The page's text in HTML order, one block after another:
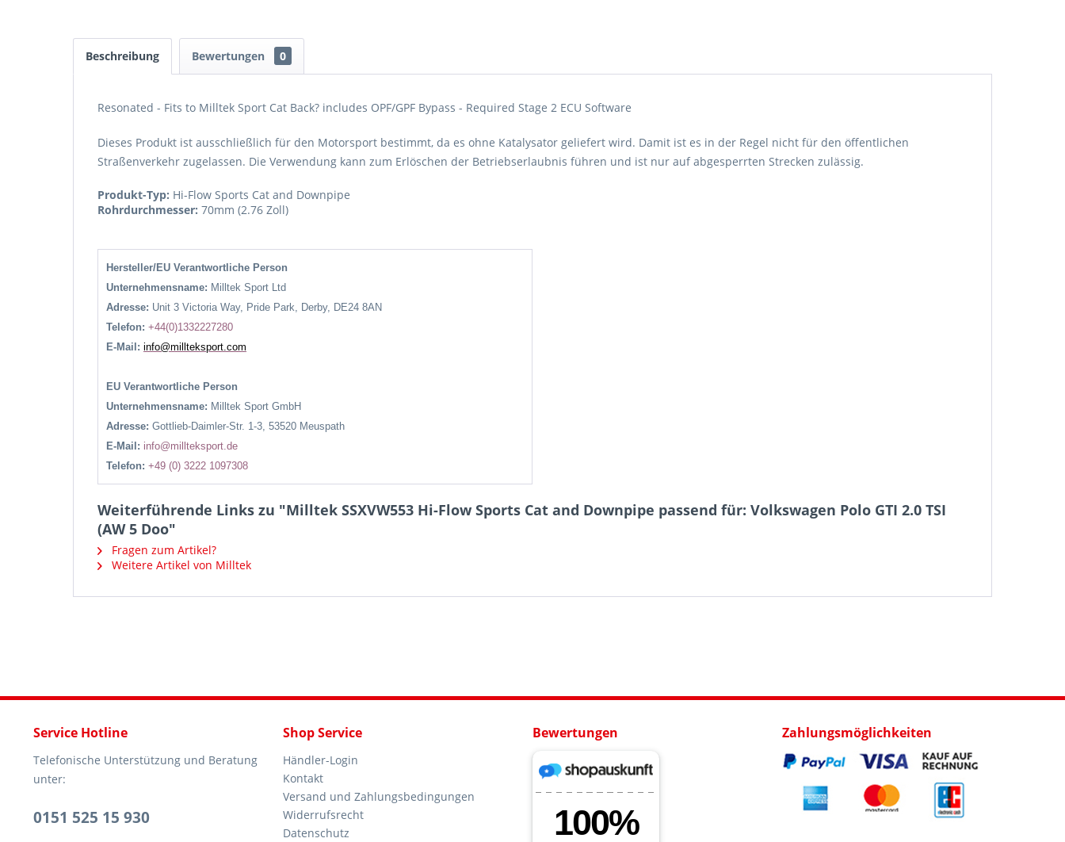
Beschreibung Bewertungen 0
Resonated - Fits to Milltek Sport Cat Back? includes OPF/GPF Bypass - Required Stage 2 ECU Software
Dieses Produkt ist ausschließlich für den Motorsport bestimmt, da es ohne Katalysator geliefert wird. Damit ist es in der Regel nicht für den öffentlichen
Straßenverkehr zugelassen. Die Verwendung kann zum Erlöschen der Betriebserlaubnis führen und ist nur auf abgesperrten Strecken zulässig.
Produkt-Typ: Hi-Flow Sports Cat and Downpipe
Rohrdurchmesser: 70mm (2.76 Zoll)
Hersteller/EU Verantwortliche Person
Unternehmensname: Milltek Sport Ltd
Adresse: Unit 3 Victoria Way, Pride Park, Derby, DE24 8AN
Telefon: +44(0)1332227280
E-Mail: info@millteksport.com
EU Verantwortliche Person
Unternehmensname: Milltek Sport GmbH
Adresse: Gottlieb-Daimler-Str. 1-3, 53520 Meuspath
E-Mail: info@millteksport.de
Telefon: +49 (0) 3222 1097308
Weiterführende Links zu "Milltek SSXVW553 Hi-Flow Sports Cat and Downpipe passend für: Volkswagen Polo GTI 2.0 TSI
(AW 5 Doo"
Fragen zum Artikel?
Weitere Artikel von Milltek
Service Hotline
Telefonische Unterstützung und Beratung
unter:
0151 525 15 930
Shop Service
Händler-Login
Kontakt
Versand und Zahlungsbedingungen
Widerrufsrecht
Datenschutz
Bewertungen Zahlungsmöglichkeiten